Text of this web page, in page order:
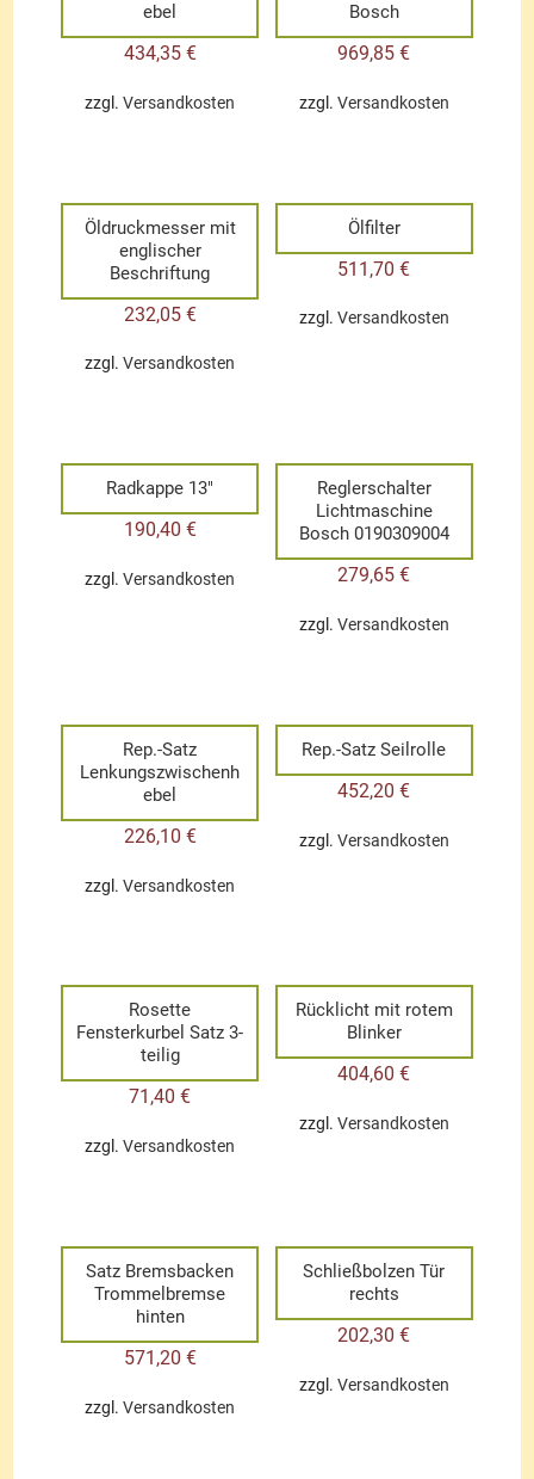
ebel
434,35 €
zzgl.Versandkosten
Bosch
969,85€
zzgl. Versandkosten
Öldruckmesser mit
englischer
Beschriftung
232,05 €
zzgl.Versandkosten
Ölfilter
511,70€
zzgl. Versandkosten
Radkappe 13″
190,40 €
zzgl.Versandkosten
Reglerschalter
Lichtmaschine
Bosch 0190309004
279,65€
zzgl. Versandkosten
Rep.-Satz
Lenkungszwischenh
ebel
226,10 €
zzgl.Versandkosten
Rep.-Satz Seilrolle
452,20€
zzgl. Versandkosten
Rosette
Fensterkurbel Satz 3-
teilig
71,40€
zzgl.Versandkosten
Rücklicht mit rotem
Blinker
404,60€
zzgl. Versandkosten
Satz Bremsbacken
Trommelbremse
hinten
571,20 €
zzgl.Versandkosten
Schließbolzen Tür
rechts
202,30€
zzgl. Versandkosten